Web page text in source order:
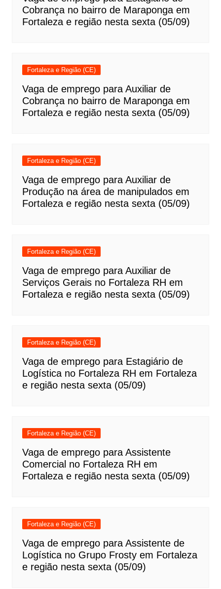
Cobrança no bairro de Maraponga em
Fortaleza e região nesta sexta (05/09)
Fortaleza e Região (CE)
Vaga de emprego para Auxiliar de
Cobrança no bairro de Maraponga em
Fortaleza e região nesta sexta (05/09)
Fortaleza e Região (CE)
Vaga de emprego para Auxiliar de
Produção na área de manipulados em
Fortaleza e região nesta sexta (05/09)
Fortaleza e Região (CE)
Vaga de emprego para Auxiliar de
Serviços Gerais no Fortaleza RH em
Fortaleza e região nesta sexta (05/09)
Fortaleza e Região (CE)
Vaga de emprego para Estagiário de
Logística no Fortaleza RH em Fortaleza
e região nesta sexta (05/09)
Fortaleza e Região (CE)
Vaga de emprego para Assistente
Comercial no Fortaleza RH em
Fortaleza e região nesta sexta (05/09)
Fortaleza e Região (CE)
Vaga de emprego para Assistente de
Logística no Grupo Frosty em Fortaleza
e região nesta sexta (05/09)